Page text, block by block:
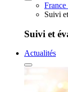
Suivi
Suivi et
Actualités